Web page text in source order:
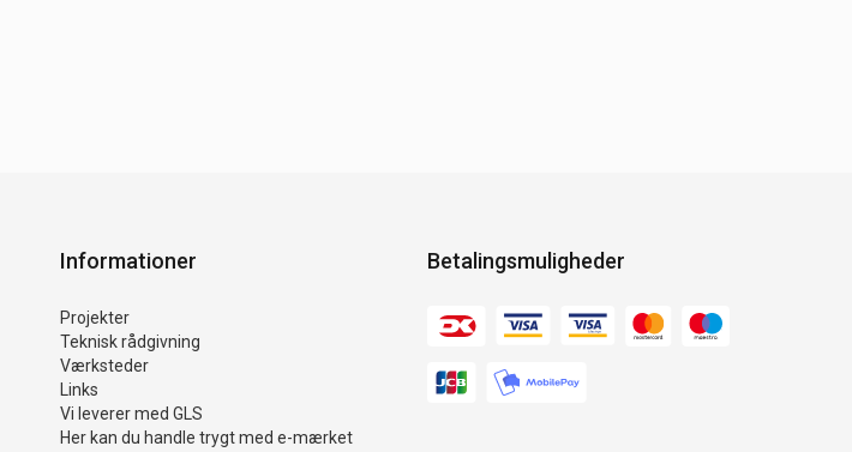
Informationer
Projekter
Teknisk rådgivning
Værksteder
Links
Vi leverer med GLS
Her kan du handle trygt med e-mærket
Betalingsmuligheder